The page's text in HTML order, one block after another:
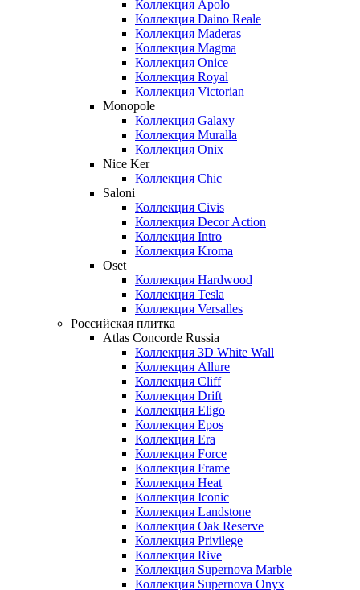
Коллекция Apolo
Коллекция Daino Reale
Коллекция Maderas
Коллекция Magma
Коллекция Onice
Коллекция Royal
Коллекция Victorian
Monopole
Коллекция Galaxy
Коллекция Muralla
Коллекция Onix
Nice Ker
Коллекция Сhic
Saloni
Коллекция Civis
Коллекция Decor Action
Коллекция Intro
Коллекция Kroma
Oset
Коллекция Hardwood
Коллекция Tesla
Коллекция Versalles
Российская плитка
Atlas Concorde Russia
Коллекция 3D White Wall
Коллекция Allure
Коллекция Cliff
Коллекция Drift
Коллекция Eligo
Коллекция Epos
Коллекция Era
Коллекция Force
Коллекция Frame
Коллекция Heat
Коллекция Iconic
Коллекция Landstone
Коллекция Oak Reserve
Коллекция Privilege
Коллекция Rive
Коллекция Supernova Marble
Коллекция Supernova Onyx